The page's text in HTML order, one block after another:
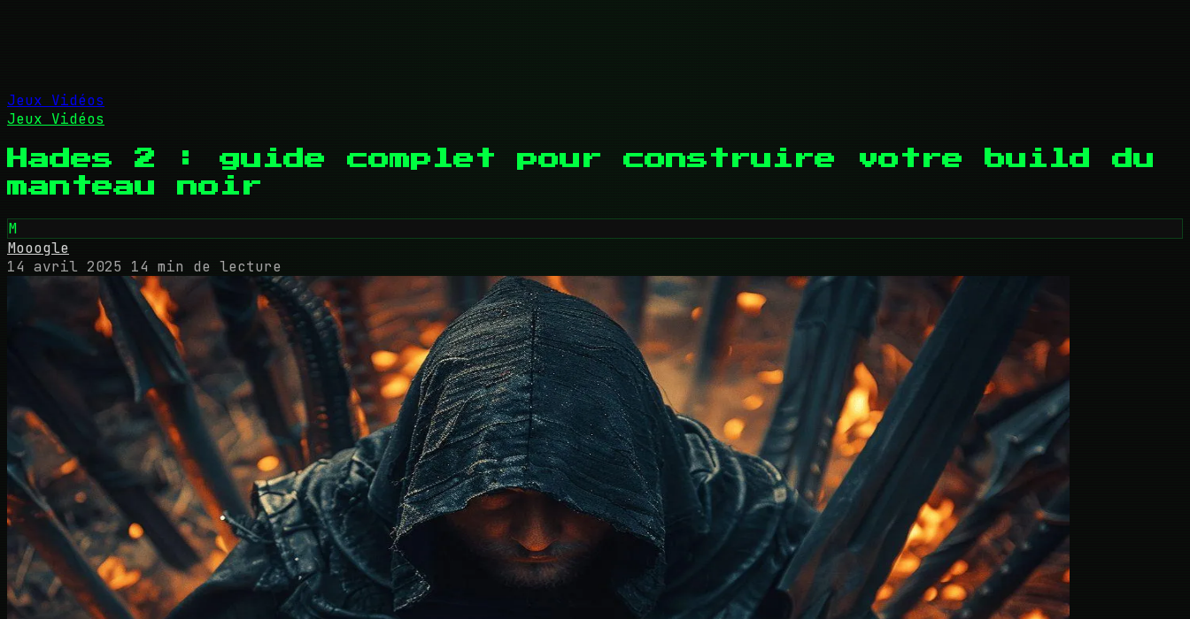
Jeux Vidéos
Jeux Vidéos
Hades 2 : guide complet pour construire votre build du
manteau noir
M
Mooogle
14 avril 2025
14 min de lecture